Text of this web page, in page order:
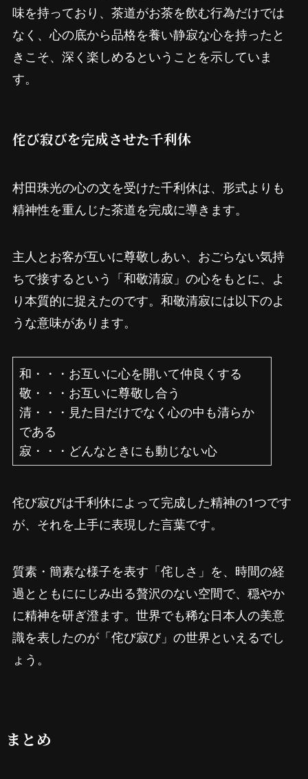
味を持っており、茶道がお茶を飲む行為だけでは
なく、心の底から品格を養い静寂な心を持ったと
きこそ、深く楽しめるということを示していま
す。
侘び寂びを完成させた千利休
村田珠光の心の文を受けた千利休は、形式よりも
精神性を重んじた茶道を完成に導きます。
主人とお客が互いに尊敬しあい、おごらない気持
ちで接するという「和敬清寂」の心をもとに、よ
り本質的に捉えたのです。和敬清寂には以下のよ
うな意味があります。
和・・・お互いに心を開いて仲良くする
敬・・・お互いに尊敬し合う
清・・・見た目だけでなく心の中も清らか
である
寂・・・どんなときにも動じない心
侘び寂びは千利休によって完成した精神の1つです
が、それを上手に表現した言葉です。
質素・簡素な様子を表す「侘しさ」を、時間の経
過とともににじみ出る贅沢のない空間で、穏やか
に精神を研ぎ澄ます。世界でも稀な日本人の美意
識を表したのが「侘び寂び」の世界といえるでし
ょう。
まとめ